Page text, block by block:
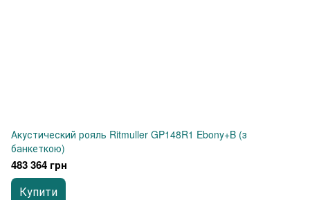
Акустический рояль Ritmuller GP148R1 Ebony+B (з
банкеткою)
483 364 грн
Купити